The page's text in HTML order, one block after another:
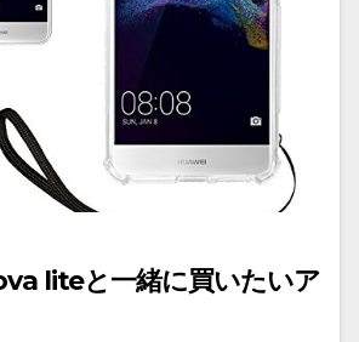
liteと一緒に買いたいア